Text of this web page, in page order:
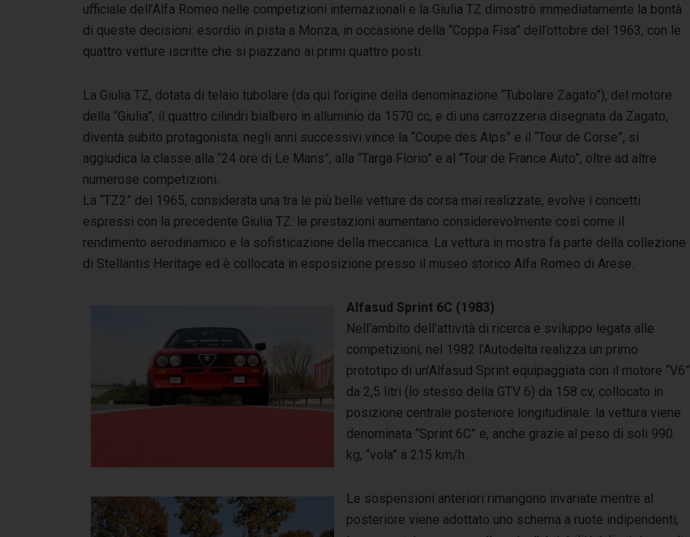
ufficiale dell’Alfa Romeo nelle competizioni internazionali e la Giulia TZ dimostrò immediatamente la bontà
di queste decisioni: esordio in pista a Monza, in occasione della “Coppa Fisa” dell’ottobre del 1963, con le
quattro vetture iscritte che si piazzano ai primi quattro posti.
La Giulia TZ, dotata di telaio tubolare (da qui l’origine della denominazione “Tubolare Zagato”), del motore
della “Giulia”, il quattro cilindri bialbero in alluminio da 1570 cc, e di una carrozzeria disegnata da Zagato,
diventa subito protagonista: negli anni successivi vince la “Coupe des Alps” e il “Tour de Corse”, si
aggiudica la classe alla “24 ore di Le Mans”, alla “Targa Florio” e al “Tour de France Auto”, oltre ad altre
numerose competizioni.
La “TZ2” del 1965, considerata una tra le più belle vetture da corsa mai realizzate, evolve i concetti
espressi con la precedente Giulia TZ: le prestazioni aumentano considerevolmente così come il
rendimento aerodinamico e la sofisticazione della meccanica. La vettura in mostra fa parte della collezione
di Stellantis Heritage ed è collocata in esposizione presso il museo storico Alfa Romeo di Arese.
Alfasud Sprint 6C (1983)
Nell’ambito dell’attività di ricerca e sviluppo legata alle
competizioni, nel 1982 l’Autodelta realizza un primo
prototipo di un’Alfasud Sprint equipaggiata con il motore “V6”
da 2,5 litri (lo stesso della GTV 6) da 158 cv, collocato in
posizione centrale posteriore longitudinale: la vettura viene
denominata “Sprint 6C” e, anche grazie al peso di soli 990
kg, “vola” a 215 km/h.
Le sospensioni anteriori rimangono invariate mentre al
posteriore viene adottato uno schema a ruote indipendenti,